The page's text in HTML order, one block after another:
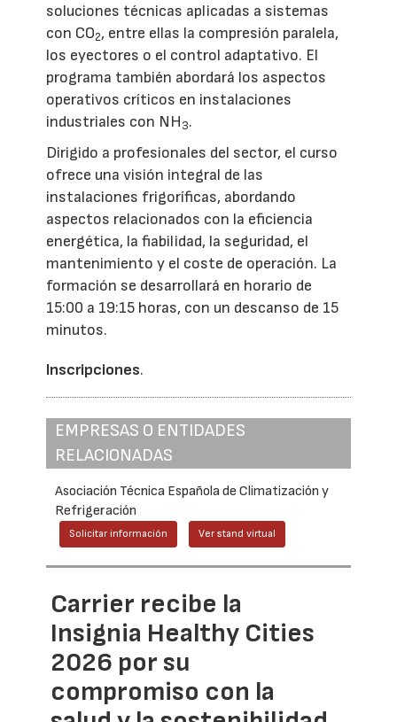
soluciones técnicas aplicadas a sistemas
con CO2, entre ellas la compresión paralela,
los eyectores o el control adaptativo. El
programa también abordará los aspectos
operativos críticos en instalaciones
industriales con NH3.
Dirigido a profesionales del sector, el curso
ofrece una visión integral de las
instalaciones frigoríficas, abordando
aspectos relacionados con la eficiencia
energética, la fiabilidad, la seguridad, el
mantenimiento y el coste de operación. La
formación se desarrollará en horario de
15:00 a 19:15 horas, con un descanso de 15
minutos.
Inscripciones.
EMPRESAS O ENTIDADES
RELACIONADAS
Asociación Técnica Española de Climatización y
Refrigeración
Solicitar información Ver stand virtual
Carrier recibe la
Insignia Healthy Cities
2026 por su
compromiso con la